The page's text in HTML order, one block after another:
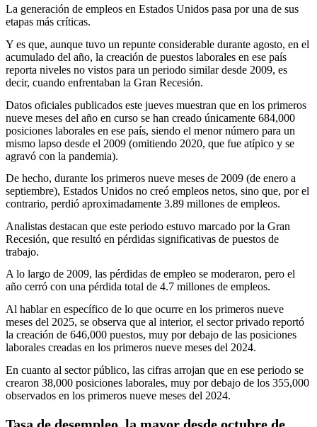
La generación de empleos en Estados Unidos pasa por una de sus
etapas más críticas.
Y es que, aunque tuvo un repunte considerable durante agosto, en el
acumulado del año, la creación de puestos laborales en ese país
reporta niveles no vistos para un periodo similar desde 2009, es
decir, cuando enfrentaban la Gran Recesión.
Datos oficiales publicados este jueves muestran que en los primeros
nueve meses del año en curso se han creado únicamente 684,000
posiciones laborales en ese país, siendo el menor número para un
mismo lapso desde el 2009 (omitiendo 2020, que fue atípico y se
agravó con la pandemia).
De hecho, durante los primeros nueve meses de 2009 (de enero a
septiembre), Estados Unidos no creó empleos netos, sino que, por el
contrario, perdió aproximadamente 3.89 millones de empleos.
Analistas destacan que este periodo estuvo marcado por la Gran
Recesión, que resultó en pérdidas significativas de puestos de
trabajo.
A lo largo de 2009, las pérdidas de empleo se moderaron, pero el
año cerró con una pérdida total de 4.7 millones de empleos.
Al hablar en específico de lo que ocurre en los primeros nueve
meses del 2025, se observa que al interior, el sector privado reportó
la creación de 646,000 puestos, muy por debajo de las posiciones
laborales creadas en los primeros nueve meses del 2024.
En cuanto al sector público, las cifras arrojan que en ese periodo se
crearon 38,000 posiciones laborales, muy por debajo de los 355,000
observados en los primeros nueve meses del 2024.
Tasa de desempleo, la mayor desde octubre de